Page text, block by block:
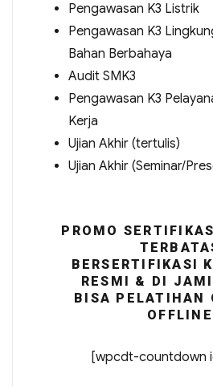
Pengawasan K3 Listrik
Pengawasan K3
Bahan Berbahaya
Audit SMK3
Pengawasan K3
Kerja
Ujian Akhir (tertulis)
Ujian Akhir (Seminar/
PROMO
BERSERTIFIKASI
RESMI & DI
BISA PELATIHAN
OFFLINE
[wpcdt-countdown